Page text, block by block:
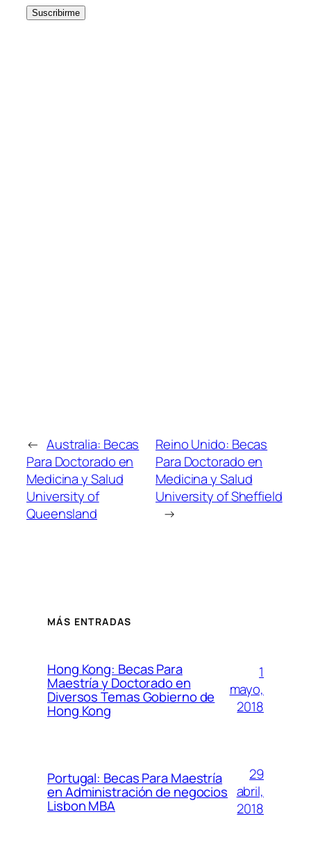
← Australia: Becas
Para Doctorado en
Medicina y Salud
University of
Queensland
Reino Unido: Becas
Para Doctorado en
Medicina y Salud
University of Sheffield
→
MÁS ENTRADAS
Hong Kong: Becas Para
Maestría y Doctorado en
Diversos Temas Gobierno de
Hong Kong
1
mayo,
2018
Portugal: Becas Para Maestría
en Administración de negocios
Lisbon MBA
29
abril,
2018